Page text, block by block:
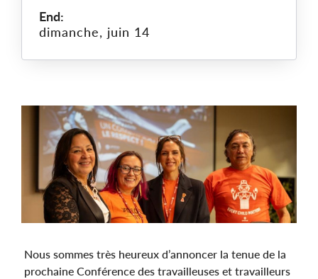
End:
dimanche, juin 14
Main
Image
Nous sommes très heureux d’annoncer la tenue de la
prochaine Conférence des travailleuses et travailleurs